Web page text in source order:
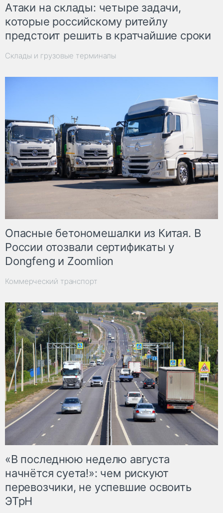
Атаки на склады: четыре задачи,
которые российскому ритейлу
предстоит решить в кратчайшие сроки
Склады и грузовые терминалы
Опасные бетономешалки из Китая. В
России отозвали сертификаты у
Dongfeng и Zoomlion
Коммерческий транспорт
«В последнюю неделю августа
начнётся суета!»: чем рискуют
перевозчики, не успевшие освоить
ЭТрН